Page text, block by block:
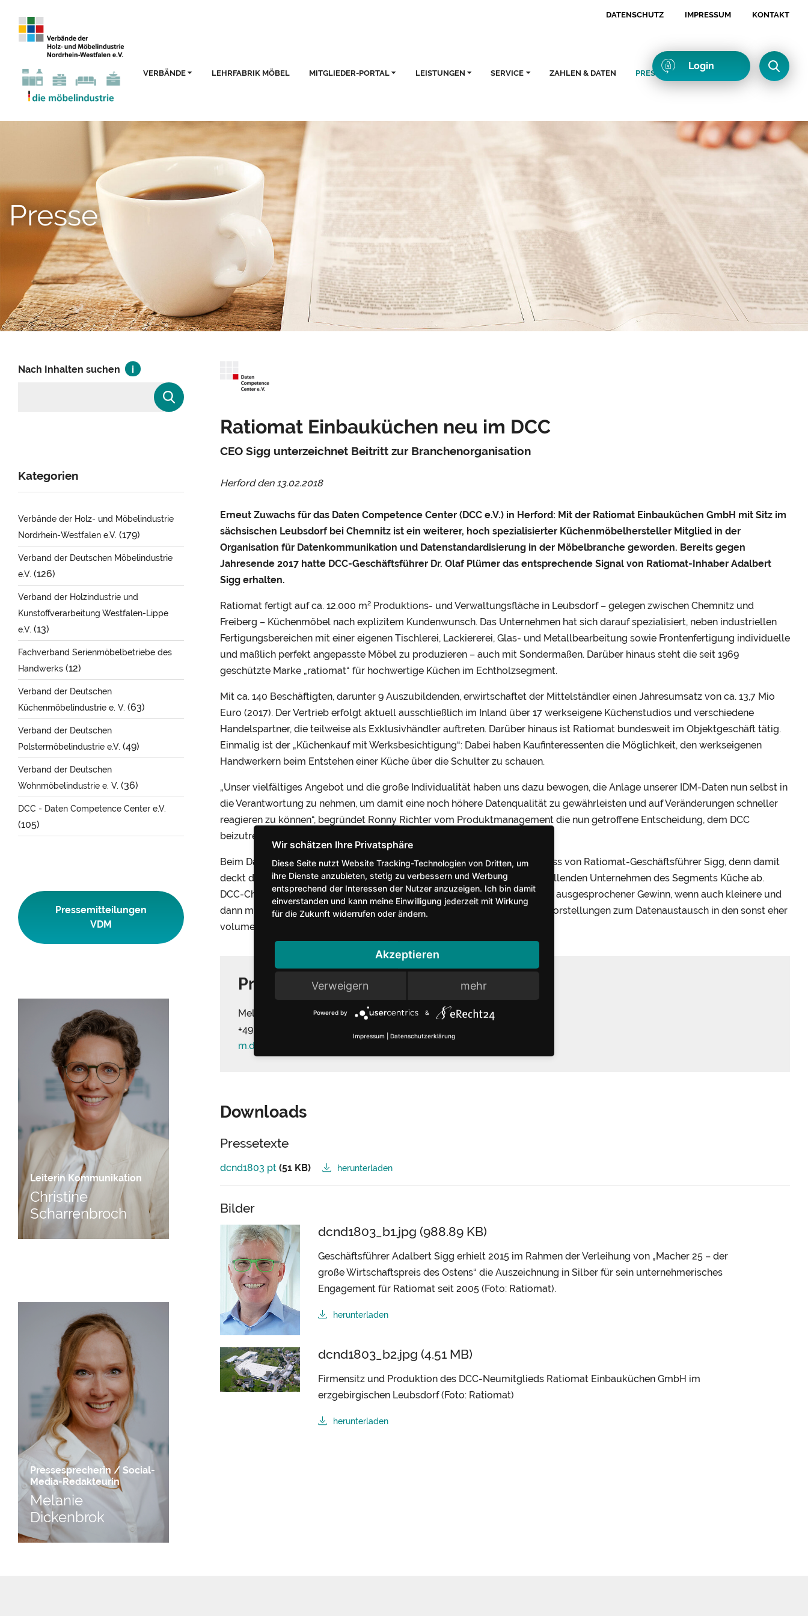
VERBÄNDE LEHRFABRIK MÖBEL MITGLIEDER-PORTAL LEISTUNGEN SERVICE ZAHLEN & DATEN PRESSE
DATENSCHUTZ IMPRESSUM KONTAKT
Login
Presse
Nach Inhalten suchen
Kategorien
Verbände der Holz- und Möbelindustrie
Nordrhein-Westfalen e.V. (179)
Verband der Deutschen Möbelindustrie
e.V. (126)
Verband der Holzindustrie und
Kunstoffverarbeitung Westfalen-Lippe
e.V. (13)
Fachverband Serienmöbelbetriebe des
Handwerks (12)
Verband der Deutschen
Küchenmöbelindustrie e. V. (63)
Verband der Deutschen
Polstermöbelindustrie e.V. (49)
Verband der Deutschen
Wohnmöbelindustrie e. V. (36)
DCC - Daten Competence Center e.V.
(105)
Pressemitteilungen
VDM
Leiterin Kommunikation
Christine
Scharrenbroch
Pressesprecherin / Social-
Media-Redakteurin
Melanie
Dickenbrok
Ratiomat Einbauküchen neu im DCC
CEO Sigg unterzeichnet Beitritt zur Branchenorganisation
Herford den 13.02.2018
Erneut Zuwachs für das Daten Competence Center (DCC e.V.) in Herford: Mit der Ratiomat Einbauküchen GmbH mit Sitz im
sächsischen Leubsdorf bei Chemnitz ist ein weiterer, hoch spezialisierter Küchenmöbelhersteller Mitglied in der
Organisation für Datenkommunikation und Datenstandardisierung in der Möbelbranche geworden. Bereits gegen
Jahresende 2017 hatte DCC-Geschäftsführer Dr. Olaf Plümer das entsprechende Signal von Ratiomat-Inhaber Adalbert
Sigg erhalten.
Ratiomat fertigt auf ca. 12.000 m² Produktions- und Verwaltungsfläche in Leubsdorf – gelegen zwischen Chemnitz und
Freiberg – Küchenmöbel nach explizitem Kundenwunsch. Das Unternehmen hat sich darauf spezialisiert, neben industriellen
Fertigungsbereichen mit einer eigenen Tischlerei, Lackiererei, Glas- und Metallbearbeitung sowie Frontenfertigung individuelle
und maßlich perfekt angepasste Möbel zu produzieren – auch mit Sondermaßen. Darüber hinaus steht die seit 1969
geschützte Marke „ratiomat“ für hochwertige Küchen im Echtholzsegment.
Mit ca. 140 Beschäftigten, darunter 9 Auszubildenden, erwirtschaftet der Mittelständler einen Jahresumsatz von ca. 13,7 Mio
Euro (2017). Der Vertrieb erfolgt aktuell ausschließlich im Inland über 17 werkseigene Küchenstudios und verschiedene
Handelspartner, die teilweise als Exklusivhändler auftreten. Darüber hinaus ist Ratiomat bundesweit im Objektgeschäft tätig.
Einmalig ist der „Küchenkauf mit Werksbesichtigung“: Dabei haben Kaufinteressenten die Möglichkeit, den werkseigenen
Handwerkern beim Entstehen einer Küche über die Schulter zu schauen.
„Unser vielfältiges Angebot und die große Individualität haben uns dazu bewogen, die Anlage unserer IDM-Daten nun selbst in
die Verantwortung zu nehmen, um damit eine noch höhere Datenqualität zu gewährleisten und auf Veränderungen schneller
reagieren zu können“, begründet Ronny Richter vom Produktmanagement die nun getroffene Entscheidung, dem DCC
beizutreten.
Beim Daten Competence Center freut man sich über den Beitrittsentschluss von Ratiomat-Geschäftsführer Sigg, denn damit
deckt die Branchenorganisation deutschlandweit nunmehr fast alle herstellenden Unternehmen des Segments Küche ab.
DCC-Chef Dr. Plümer: „Für alle Akteure im Fachbeirat Küche/Bad ist es ein ausgesprochener Gewinn, wenn auch kleinere und
dann meist hoch spezialisierte Industrieunternehmen ihre Gedanken und Vorstellungen zum Datenaustausch in den sonst eher
volumendefinierten Küchenmarkt einbringen.“
Pressekontakt:
Melanie Dickenbrok
+49 (0) 5221 12 65 26
m.dickenbrok@
Downloads
Pressetexte
dcnd1803 pt (51 KB) herunterladen
Bilder
dcnd1803_b1.jpg (988.89 KB)
Geschäftsführer Adalbert Sigg erhielt 2015 im Rahmen der Verleihung von „Macher 25 – der
große Wirtschaftspreis des Ostens“ die Auszeichnung in Silber für sein unternehmerisches
Engagement für Ratiomat seit 2005 (Foto: Ratiomat).
herunterladen
dcnd1803_b2.jpg (4.51 MB)
Firmensitz und Produktion des DCC-Neumitglieds Ratiomat Einbauküchen GmbH im
erzgebirgischen Leubsdorf (Foto: Ratiomat)
herunterladen
Diese Seite nutzt Website Tracking-Technologien von Dritten, um
ihre Dienste anzubieten, stetig zu verbessern und Werbung
entsprechend der Interessen der Nutzer anzuzeigen. Ich bin damit
einverstanden und kann meine Einwilligung jederzeit mit Wirkung
für die Zukunft widerrufen oder ändern.
Akzeptieren
Verweigern mehr
Powered by &
Impressum Datenschutzerklärung